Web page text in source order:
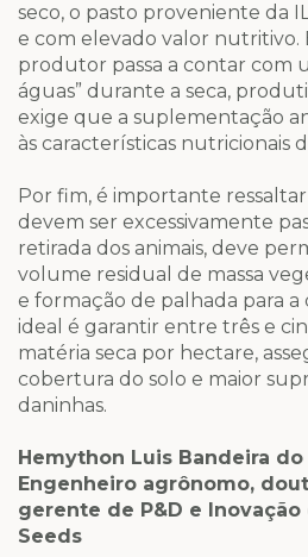
seco, o pasto proveniente da
e com elevado valor nutritivo.
produtor passa a contar com
águas” durante a seca,
exige que a suplementação
às características nutricionais
Por fim, é importante
devem ser excessivamente
retirada dos animais, deve
volume residual de massa
e formação de palhada para
ideal é garantir entre três e
matéria seca por hectare,
cobertura do solo e maior
daninhas.
Hemython Luis Bandeira
Engenheiro agrônomo,
gerente de P&D e Inovação
Seeds